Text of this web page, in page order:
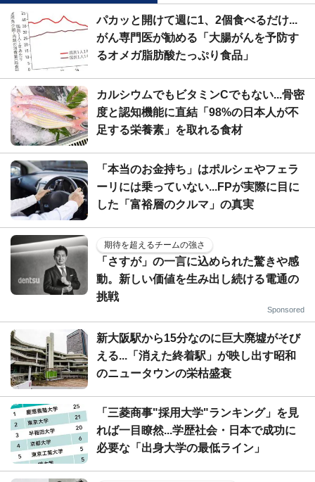
パカッと開けて週に1、2個食べるだけ...
がん専門医が勧める「大腸がんを予防す
るオメガ脂肪酸たっぷり食品」
カルシウムでもビタミンCでもない...骨密
度と認知機能に直結「98%の日本人が不
足する栄養素」を取れる食材
「本当のお金持ち」はポルシェやフェラ
ーリには乗っていない...FPが実際に目に
した「富裕層のクルマ」の真実
期待を超えるチームの強さ
「さすが」の一言に込められた驚きや感
動。新しい価値を生み出し続ける電通の
挑戦
Sponsored
新大阪駅から15分なのに巨大廃墟がそび
える...「消えた終着駅」が映し出す昭和
のニュータウンの栄枯盛衰
「三菱商事"採用大学"ランキング」を見
れば一目瞭然...学歴社会・日本で成功に
必要な「出身大学の最低ライン」